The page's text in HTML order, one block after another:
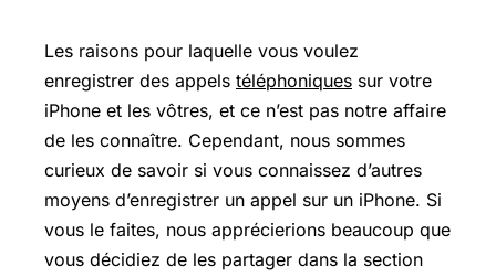
Les raisons pour laquelle vous voulez
enregistrer des appels téléphoniques sur votre
iPhone et les vôtres, et ce n’est pas notre affaire
de les connaître. Cependant, nous sommes
curieux de savoir si vous connaissez d’autres
moyens d’enregistrer un appel sur un iPhone. Si
vous le faites, nous apprécierions beaucoup que
vous décidiez de les partager dans la section